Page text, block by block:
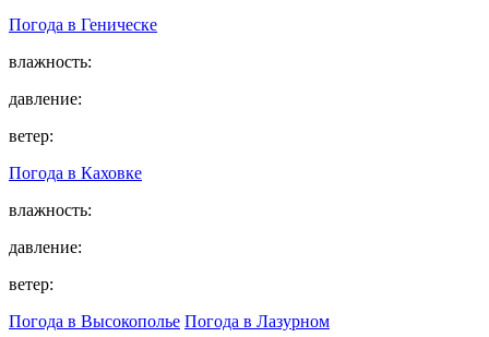
Погода в Геническе
влажность:
давление:
ветер:
Погода в Каховке
влажность:
давление:
ветер:
Погода в Высокополье Погода в Лазурном